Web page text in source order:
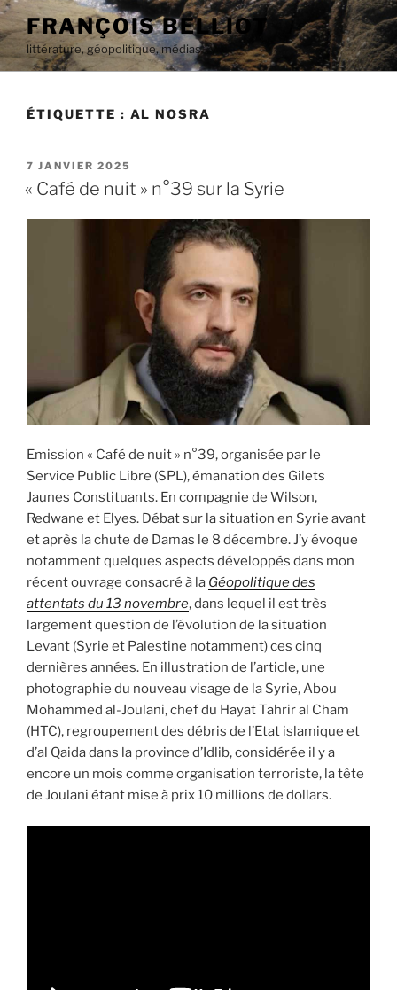
Aller
au
contenu
principal
FRANÇOIS BELLIOT
littérature, géopolitique, médias
ÉTIQUETTE : AL NOSRA
PUBLIÉ
LE
7 JANVIER 2025
« Café de nuit » n°39 sur la Syrie
Emission « Café de nuit » n°39, organisée par le
Service Public Libre (SPL), émanation des Gilets
Jaunes Constituants. En compagnie de Wilson,
Redwane et Elyes. Débat sur la situation en Syrie avant
et après la chute de Damas le 8 décembre. J’y évoque
notamment quelques aspects développés dans mon
récent ouvrage consacré à la Géopolitique des
attentats du 13 novembre, dans lequel il est très
largement question de l’évolution de la situation
Levant (Syrie et Palestine notamment) ces cinq
dernières années. En illustration de l’article, une
photographie du nouveau visage de la Syrie, Abou
Mohammed al-Joulani, chef du Hayat Tahrir al Cham
(HTC), regroupement des débris de l’Etat islamique et
d’al Qaida dans la province d’Idlib, considérée il y a
encore un mois comme organisation terroriste, la tête
de Joulani étant mise à prix 10 millions de dollars.